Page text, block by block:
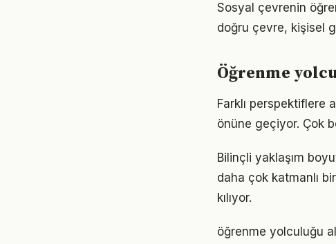
Sosyal çevrenin
doğru çevre, kişisel
Öğrenme
Farklı perspektiflere
önüne geçiyor. Çok
Bilinçli yaklaşım
daha çok katmanlı
kılıyor.
öğrenme yolculuğu